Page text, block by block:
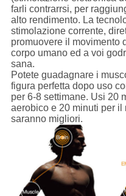
farli contrarrsi, per
alto rendimento. La
stimolazione corrente,
promuovere il movimento
corpo umano ed a voi
sana.
Potete guadagnare i
figura perfetta dopo uso
per 6-8 settimane. Usi 20
aerobico e 20 minuti per
saranno migliori.